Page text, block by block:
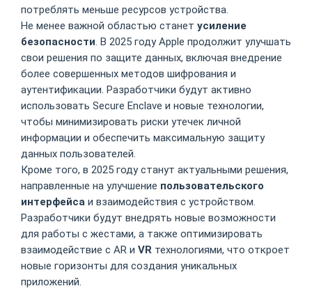
потреблять меньше ресурсов устройства.
Не менее важной областью станет усиление
безопасности. В 2025 году Apple продолжит улучшать
свои решения по защите данных, включая внедрение
более совершенных методов шифрования и
аутентификации. Разработчики будут активно
использовать Secure Enclave и новые технологии,
чтобы минимизировать риски утечек личной
информации и обеспечить максимальную защиту
данных пользователей.
Кроме того, в 2025 году станут актуальными решения,
направленные на улучшение пользовательского
интерфейса и взаимодействия с устройством.
Разработчики будут внедрять новые возможности
для работы с жестами, а также оптимизировать
взаимодействие с AR и VR технологиями, что откроет
новые горизонты для создания уникальных
приложений.